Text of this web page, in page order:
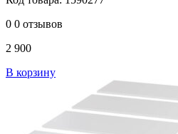
0 0 отзывов
2 900
В корзину